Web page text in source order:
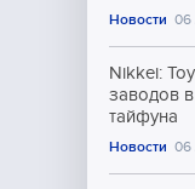
Новости 06
Nikkei:
заводов
тайфуна
Новости 06